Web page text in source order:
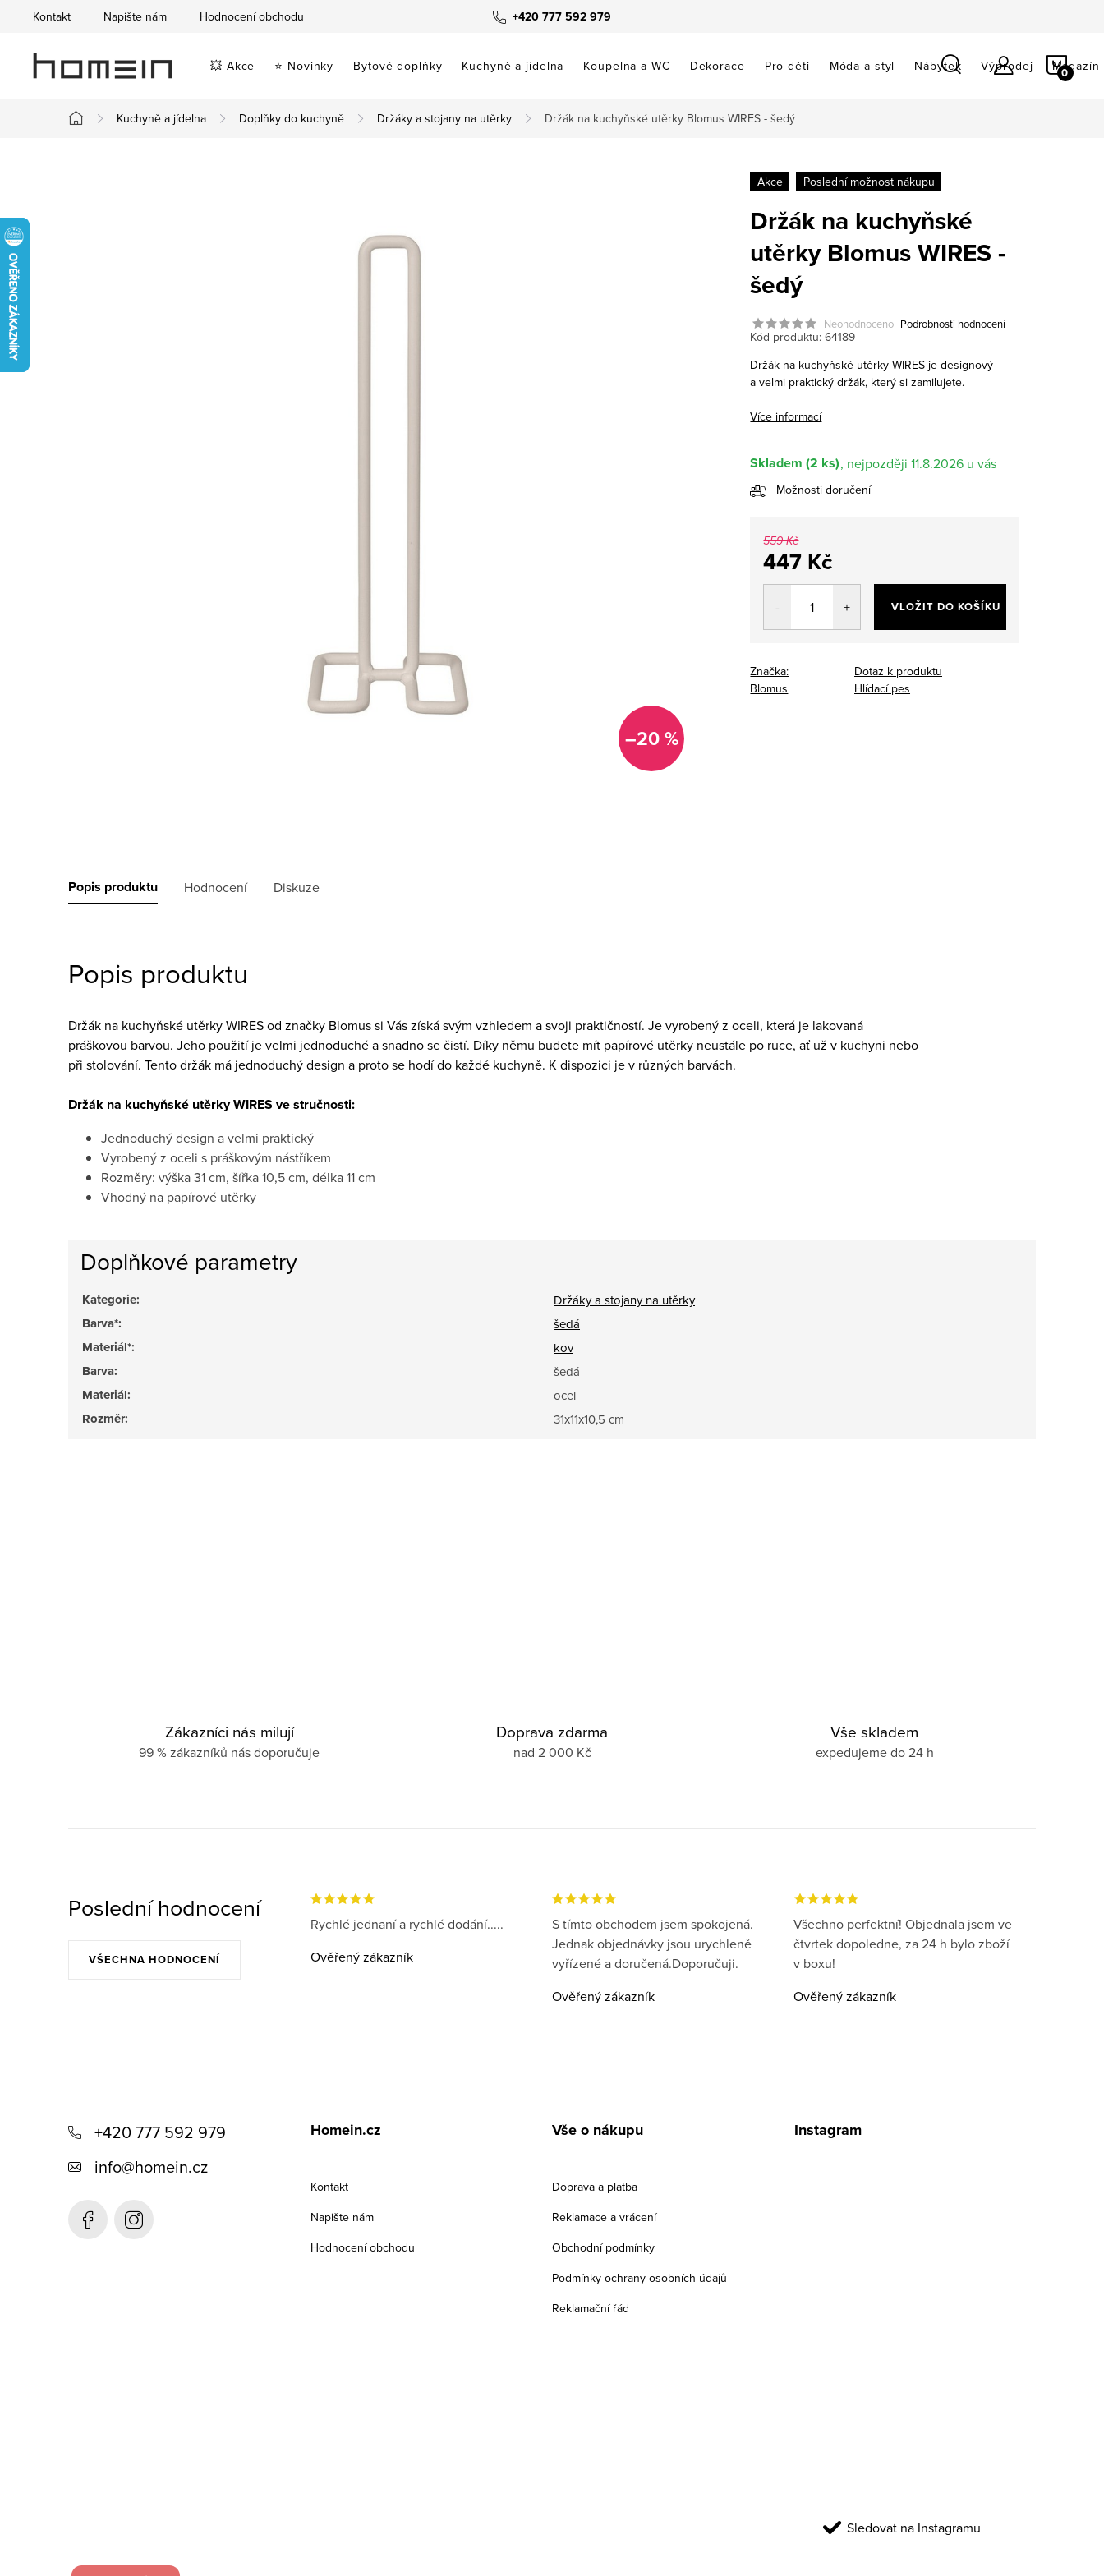
obsah
+420 777 592 979
Kontakt Napište nám Hodnocení obchodu
💥 Akce ⭐ Novinky Bytové doplňky Kuchyně a jídelna Koupelna a WC Dekorace Pro děti Móda a styl Nábytek Výprodej Magazín
Domů
Kuchyně a jídelna Doplňky do kuchyně Držáky a stojany na utěrky Držák na kuchyňské utěrky Blomus WIRES - šedý
–20 %
Akce Poslední možnost nákupu
Držák na kuchyňské
utěrky Blomus WIRES -
šedý
Neohodnoceno Podrobnosti hodnocení
Kód produktu: 64189
Držák na kuchyňské utěrky WIRES je designový
a velmi praktický držák, který si zamilujete.
Více informací
Skladem (2 ks) 11.8.2026
Možnosti doručení
559 Kč
447 Kč
Měrná
VLOŽIT DO KOŠÍKU
Značka:
Blomus
Dotaz k produktu
Hlídací pes
Popis produktu Hodnocení Diskuze
Popis produktu
Držák na kuchyňské utěrky WIRES od značky Blomussi Vás získá svým vzhledem a svoji praktičností. Jevyrobený z oceli, která je lakovaná
práškovou barvou. Jeho použití je velmi jednoduché a snadno se čistí. Díky němu budete mít papírové utěrky neustále po ruce, ať už v kuchyni nebo
při stolování. Tento držák má jednoduchý design a proto se hodí do každé kuchyně. K dispozici je v různých barvách.
Držák na kuchyňské utěrky WIRES ve stručnosti:
Jednoduchý design a velmi praktický
Vyrobený z oceli s práškovým nástříkem
Rozměry: výška 31 cm, šířka 10,5 cm, délka 11 cm
Vhodný na papírové utěrky
Doplňkové parametry
Kategorie: Držáky a stojany na utěrky
Barva*: šedá
Materiál*: kov
Barva: šedá
Materiál: ocel
Rozměr: 31x11x10,5 cm
Zákazníci nás milují
99 % zákazníků nás doporučuje
Doprava zdarma
nad 2 000 Kč
Vše skladem
expedujeme do 24 h
Poslední hodnocení
VŠECHNA HODNOCENÍ
Rychlé jednaní a rychlé dodání.....
Ověřený zákazník
S tímto obchodem jsem spokojená.
Jednak objednávky jsou urychleně
vyřízené a doručená.Doporučuji.
Ověřený zákazník
Všechno perfektní! Objednala jsem ve
čtvrtek dopoledne, za 24 h bylo zboží
v boxu!
Ověřený zákazník
+420 777 592 979
info@homein.cz
Homein.cz
Kontakt
Napište nám
Hodnocení obchodu
Vše o nákupu
Doprava a platba
Reklamace a vrácení
Obchodní podmínky
Podmínky ochrany osobních údajů
Reklamační řád
Instagram
Sledovat na Instagramu